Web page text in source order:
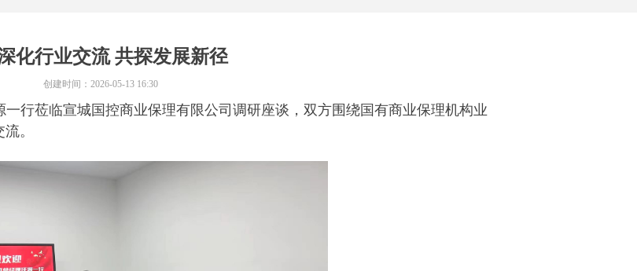
化行业交流 共探发展新径
行莅临宣城国控商业保理有限公司调研座谈，双方围绕国有商业保理机构业
。
创建时间： 2026-05-13 16:30